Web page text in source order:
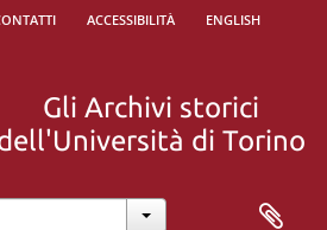
accessibilità
english
"Marco Albera", 1500 - 2000